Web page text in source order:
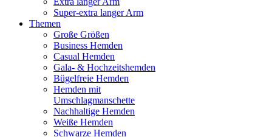
Super-extra langer Arm
Themen
Große Größen
Business Hemden
Casual Hemden
Gala- & Hochzeitshemden
Bügelfreie Hemden
Hemden mit
Umschlagmanschette
Nachhaltige Hemden
Weiße Hemden
Schwarze Hemden